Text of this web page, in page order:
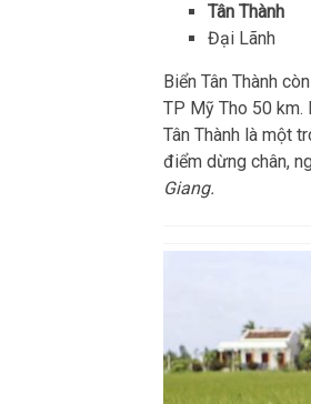
Tân Thành
Đại Lãnh
Biển Tân Thành
TP Mỹ Tho 50 km.
Tân Thành là một
điểm dừng chân,
Giang.